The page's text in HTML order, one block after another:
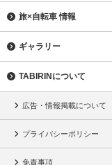
旅×自転車 情報
ギャラリー
TABIRINについて
広告・情報掲載について
プライバシーポリシー
免責事項